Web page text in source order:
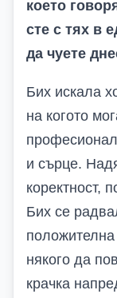
което
сте с тях в
да чуете
Бих искала
на когото
и сърце.
коректност,
Бих се
някого да
крачка